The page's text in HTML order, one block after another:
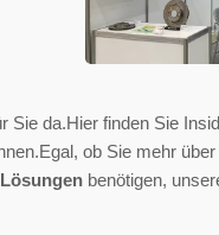
Sie da.Hier finden Sie
ob Sie mehr
benötigen,